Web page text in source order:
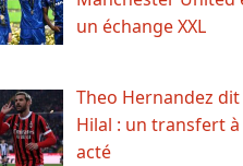
un échange XXL
Theo Hernandez dit
Hilal : un transfert à
acté